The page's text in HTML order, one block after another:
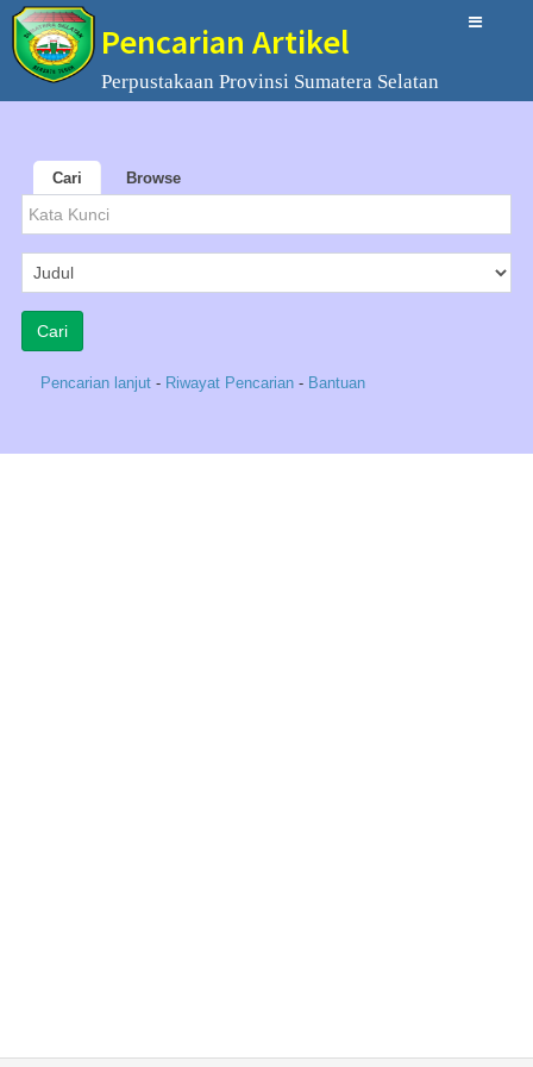
Pencarian Artikel
Perpustakaan Provinsi Sumatera Selatan
Cari Browse
Pencarian lanjut - Riwayat Pencarian - Bantuan